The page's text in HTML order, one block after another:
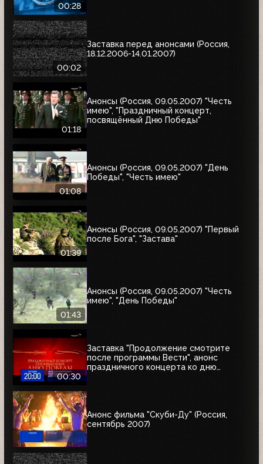
00:28
00:02
Заставка перед анонсами (Россия,
18.12.2006-14.01.2007)
01:18
Анонсы (Россия, 09.05.2007) "Честь
имею", "Праздничный концерт,
посвящённый Дню Победы"
01:08
Анонсы (Россия, 09.05.2007) "День
Победы", "Честь имею"
01:39
Анонсы (Россия, 09.05.2007) "Первый
после Бога", "Застава"
01:43
Анонсы (Россия, 09.05.2007) "Честь
имею", "День Победы"
00:30
Заставка "Продолжение смотрите
после программы Вести", анонс
праздничного концерта ко дню
Анонс фильма "Скуби-Ду" (Россия,
сентябрь 2007)